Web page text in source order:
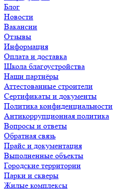
Блог
Новости
Вакансии
Отзывы
Информация
Оплата и доставка
Школа благоустройства
Наши партнёры
Аттестованные строители
Сертификаты и документы
Политика конфиденциальности
Антикоррупционная политика
Вопросы и ответы
Обратная связь
Прайс и документация
Выполненные объекты
Городские территории
Парки и скверы
Жилые комплексы